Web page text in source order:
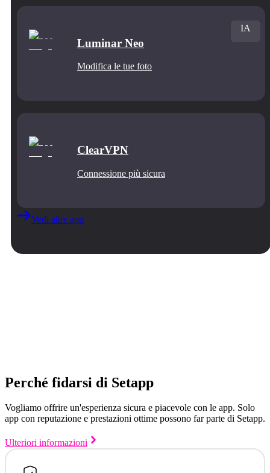
Luminar Neo
Modifica le tue foto
IA
ClearVPN
Connessione più sicura
Vedi altre app
Perché fidarsi di Setapp
Vogliamo offrire un'esperienza sicura e piacevole con le app. Solo
app con reputazione e prestazioni ottime possono far parte di Setapp.
Ulteriori informazioni